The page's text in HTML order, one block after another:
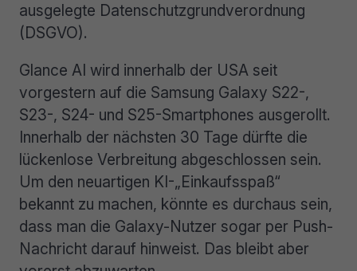
ausgelegte Datenschutzgrundverordnung
(DSGVO).
Glance AI wird innerhalb der USA seit
vorgestern auf die Samsung Galaxy S22-,
S23-, S24- und S25-Smartphones ausgerollt.
Innerhalb der nächsten 30 Tage dürfte die
lückenlose Verbreitung abgeschlossen sein.
Um den neuartigen KI-„Einkaufsspaß“
bekannt zu machen, könnte es durchaus sein,
dass man die Galaxy-Nutzer sogar per Push-
Nachricht darauf hinweist. Das bleibt aber